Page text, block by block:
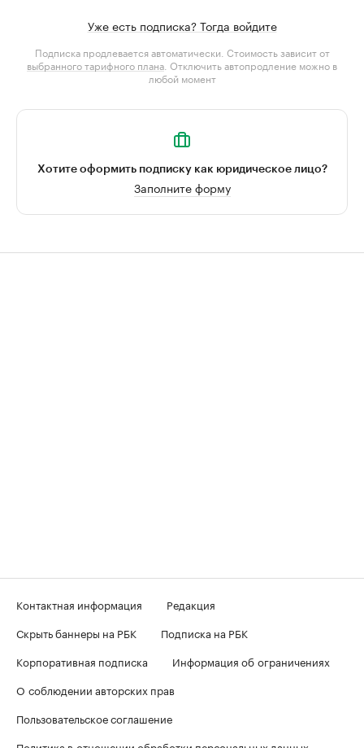
Уже есть подписка? Тогда войдите
Подписка продлевается автоматически. Стоимость зависит от
выбранного тарифного плана . Отключить автопродление можно в
любой момент
Хотите оформить подписку как юридическое лицо?
Заполните форму
Контактная информация
Редакция
Скрыть баннеры на РБК
Подписка на РБК
Корпоративная подписка
Информация об ограничениях
О соблюдении авторских прав
Пользовательское соглашение